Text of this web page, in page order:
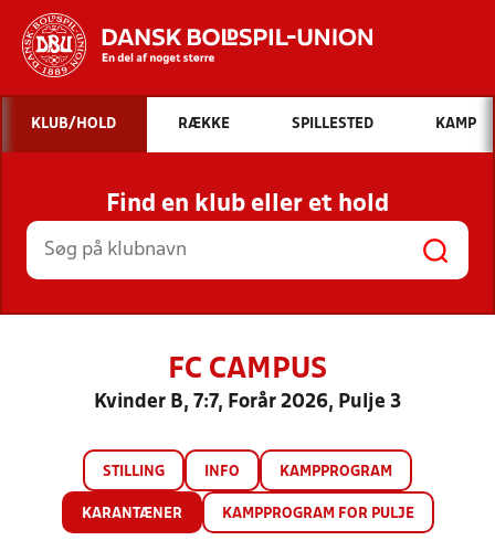
Hvad vil du søge efter?
INDHOLD OG NYHEDER
STILLINGER, RESULTATER, KLUBBER OG
HOLD
KLUB/HOLD RÆKKE SPILLESTED KAMP
Find en klub eller et hold
FC CAMPUS
Kvinder B, 7:7, Forår 2026, Pulje 3
STILLING INFO KAMPPROGRAM
KARANTÆNER KAMPPROGRAM FOR PULJE